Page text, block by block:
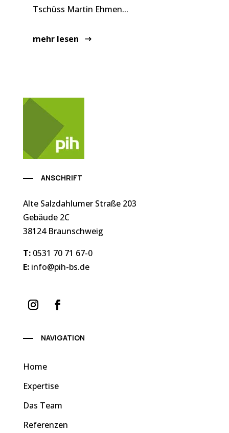
Tschüss Martin Ehmen...
mehr lesen
ANSCHRIFT
Alte Salzdahlumer Straße 203
Gebäude 2C
38124 Braunschweig
T:0531 70 71 67-0
E:info@pih-bs.de
NAVIGATION
Home
Expertise
Das Team
Referenzen